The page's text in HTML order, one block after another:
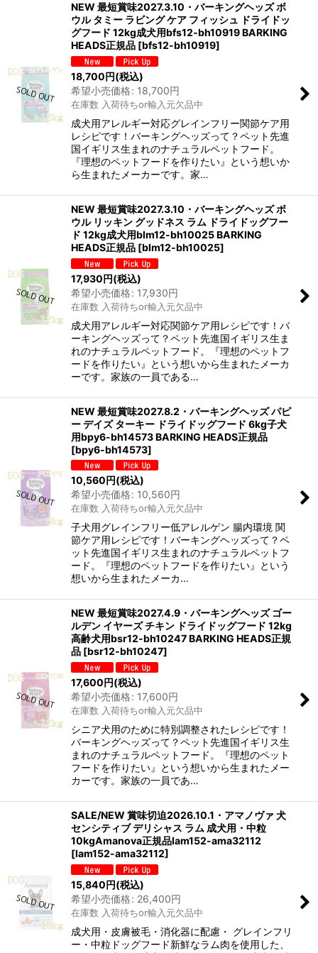
NEW 最短賞味2027.3.10・バーキングヘッズ ボ
ウル タミー ラビング ケア フィッシュ ドライドッ
グフード 12kg成犬用bfs12-bh10919 BARKING
HEADS正規品 [bfs12-bh10919]
18,700円(税込)
希望小売価格: 18,700円
在庫数 入荷待ちor輸入元欠品中
成犬用アレルギー対応グレインフリー関節ケア用
レシピです！バーキングヘッズって？ペット先進
国イギリス生まれのナチュラルペットフード。
『理想のペットフードを作りたい』という想いか
ら生まれたメーカーです。家…
NEW 最短賞味2027.3.10・バーキングヘッズ ボ
ウル リッキン グッドネス ラム ドライドッグフー
ド 12kg成犬用blm12-bh10025 BARKING
HEADS正規品 [blm12-bh10025]
17,930円(税込)
希望小売価格: 17,930円
在庫数 入荷待ちor輸入元欠品中
成犬用アレルギー対応関節ケア用レシピです！バ
ーキングヘッズって？ペット先進国イギリス生ま
れのナチュラルペットフード。『理想のペットフ
ードを作りたい』という想いから生まれたメーカ
ーです。家族の一員である…
NEW 最短賞味2027.8.2・バーキングヘッズ パピ
ー デイズ ターキー ドライドッグフード 6kg子犬
用bpy6-bh14573 BARKING HEADS正規品
[bpy6-bh14573]
10,560円(税込)
希望小売価格: 10,560円
在庫数 入荷待ちor輸入元欠品中
子犬用グレインフリー低アレルゲン 腸内環境 関
節ケア用レシピです！バーキングヘッズって？ペ
ット先進国イギリス生まれのナチュラルペットフ
ード。『理想のペットフードを作りたい』という
想いから生まれたメーカ…
NEW 最短賞味2027.4.9・バーキングヘッズ ゴー
ルデン イヤーズ チキン ドライドッグフード 12kg
高齢犬用bsr12-bh10247 BARKING HEADS正規
品 [bsr12-bh10247]
17,600円(税込)
希望小売価格: 17,600円
在庫数 入荷待ちor輸入元欠品中
シニア犬用のために特別調整されたレシピです！
バーキングヘッズって？ペット先進国イギリス生
まれのナチュラルペットフード。『理想のペット
フードを作りたい』という想いから生まれたメー
カーです。家族の一員であ…
SALE/NEW 賞味切迫2026.10.1・アマノヴァ 犬
センシティブ デリシャス ラム 成犬用・中粒
10kgAmanova正規品lam152-ama32112
[lam152-ama32112]
15,840円(税込)
希望小売価格: 26,400円
在庫数 入荷待ちor輸入元欠品中
成犬用・皮膚被毛・消化器に配慮・ グレインフリ
ー・中粒ドッグフード新鮮なラム肉を使用した、